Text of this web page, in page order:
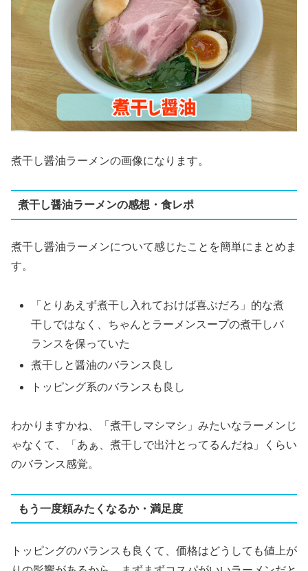
煮干し醤油ラーメンの画像になります。
煮干し醤油ラーメンの感想・食レポ
煮干し醤油ラーメンについて感じたことを簡単にまとめま
す。
「とりあえず煮干し入れておけば喜ぶだろ」的な煮
干しではなく、ちゃんとラーメンスープの煮干しバ
ランスを保っていた
煮干しと醤油のバランス良し
トッピング系のバランスも良し
わかりますかね、「煮干しマシマシ」みたいなラーメンじ
ゃなくて、「あぁ、煮干しで出汁とってるんだね」くらい
のバランス感覚。
もう一度頼みたくなるか・満足度
トッピングのバランスも良くて、価格はどうしても値上が